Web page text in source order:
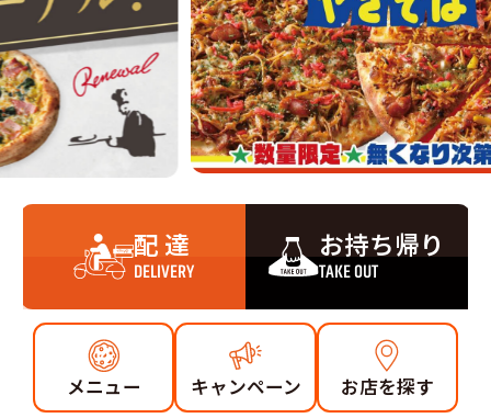
配 達
DELIVERY
お持ち帰り
TAKE OUT
メニュー キャンペーン お店を探す